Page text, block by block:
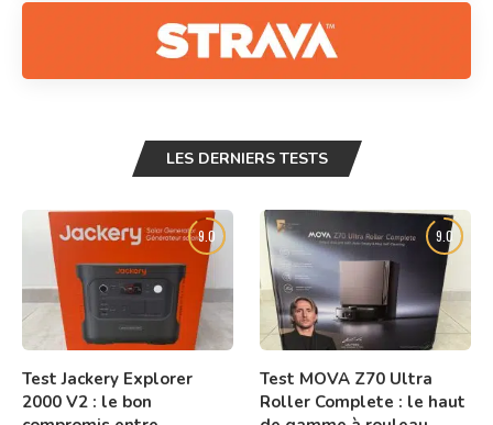
LES DERNIERS TESTS
9.0
Test Jackery Explorer
2000 V2 : le bon
9.0
Test MOVA Z70 Ultra
Roller Complete : le haut